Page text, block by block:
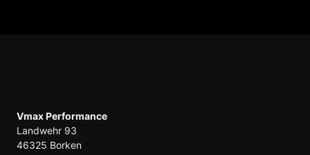
PRÜFSTAND
Vmax Performance
Landwehr 93
46325 Borken